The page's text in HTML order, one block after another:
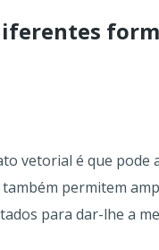
vetorial é que
permitem
para dar-lhe a